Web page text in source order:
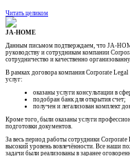
Читать целиком
JA-HOME
Данным письмом подтверждаем, что JA-
руководству и сотрудникам компании
сотрудничество и качественно
В рамках договора компания Corporate
услуг:
оказаны услуги консультации в
подобран банк для открытия счет;
получен и легализован комплект
Кроме того, были оказаны услуги
подготовки документов.
За весь период работы сотрудники
высокий уровень вовлечённости. Все наши
задачи были реализованы в заранее